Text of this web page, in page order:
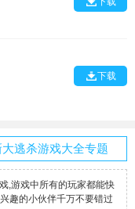
下载
大逃杀游戏大全专题
,游戏中所有的玩家都能快
趣的小伙伴千万不要错过